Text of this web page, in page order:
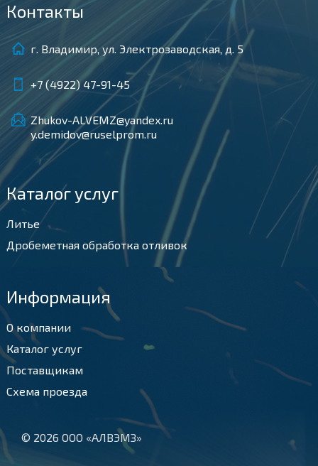
Контакты
г. Владимир, ул. Электрозаводская, д. 5
+7 (4922) 47-91-45
Zhukov-ALVEMZ@yandex.ru
y.demidov@ruselprom.ru
Каталог услуг
Литье
Дробеметная обработка отливок
Информация
О компании
Каталог услуг
Поставщикам
Схема проезда
© 2026 ООО «АЛВЭМЗ»